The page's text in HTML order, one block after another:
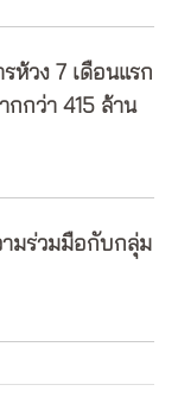
ห้วง 7 เดือนแรก
กว่า 415 ล้าน
ามร่วมมือกับกลุ่ม